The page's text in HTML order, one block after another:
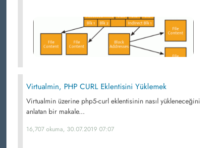
Virtualmin, PHP CURL Eklentisini Yüklemek
Virtualmin üzerine php5-curl eklentisinin nasıl yükleneceğini
anlatan bir makale...
16,707 okuma, 30.07.2019 07:07